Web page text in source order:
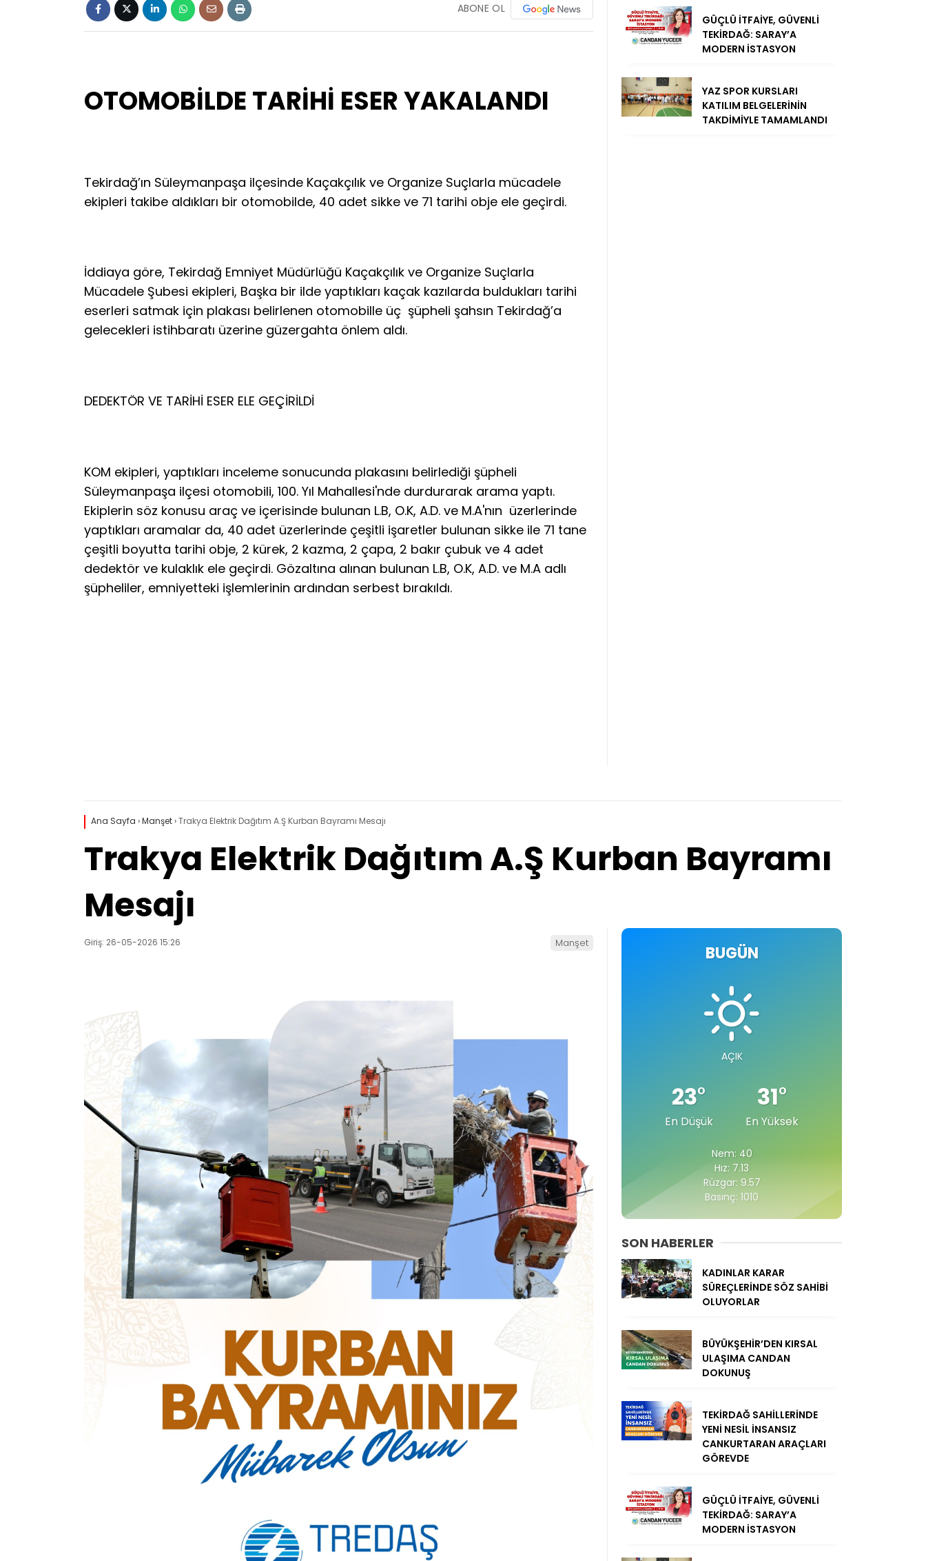
ABONE OL
OTOMOBİLDE TARİHİ ESER YAKALANDI
Tekirdağ’ın Süleymanpaşa ilçesinde Kaçakçılık ve Organize Suçlarla mücadele
ekipleri takibe aldıkları bir otomobilde, 40 adet sikke ve 71 tarihi obje ele geçirdi.
İddiaya göre, Tekirdağ Emniyet Müdürlüğü Kaçakçılık ve Organize Suçlarla
Mücadele Şubesi ekipleri, Başka bir ilde yaptıkları kaçak kazılarda buldukları tarihi
eserleri satmak için plakası belirlenen otomobille üç şüpheli şahsın Tekirdağ’a
gelecekleri istihbaratı üzerine güzergahta önlem aldı.
DEDEKTÖR VE TARİHİ ESER ELE GEÇİRİLDİ
KOM ekipleri, yaptıkları inceleme sonucunda plakasını belirlediği şüpheli
Süleymanpaşa ilçesi otomobili, 100. Yıl Mahallesi'nde durdurarak arama yaptı.
Ekiplerin söz konusu araç ve içerisinde bulunan L.B, O.K, A.D. ve M.A'nın üzerlerinde
yaptıkları aramalar da, 40 adet üzerlerinde çeşitli işaretler bulunan sikke ile 71 tane
çeşitli boyutta tarihi obje, 2 kürek, 2 kazma, 2 çapa, 2 bakır çubuk ve 4 adet
dedektör ve kulaklık ele geçirdi. Gözaltına alınan bulunan L.B, O.K, A.D. ve M.A adlı
şüpheliler, emniyetteki işlemlerinin ardından serbest bırakıldı.
GÜÇLÜ İTFAİYE, GÜVENLİ
TEKİRDAĞ: SARAY’A
MODERN İSTASYON
YAZ SPOR KURSLARI
KATILIM BELGELERİNİN
TAKDİMİYLE TAMAMLANDI
Ana Sayfa ›Manşet›Trakya Elektrik Dağıtım A.Ş Kurban Bayramı Mesajı
Trakya Elektrik Dağıtım A.Ş Kurban Bayramı
Mesajı
Giriş: 26-05-2026 15:26 Manşet BUGÜN
AÇIK
23°
En Düşük
31°
En Yüksek
Nem: 40
Hız: 7.13
Rüzgar: 9.57
Basınç: 1010
SON HABERLER
KADINLAR KARAR
SÜREÇLERİNDE SÖZ SAHİBİ
OLUYORLAR
BÜYÜKŞEHİR’DEN KIRSAL
ULAŞIMA CANDAN
DOKUNUŞ
TEKİRDAĞ SAHİLLERİNDE
YENİ NESİL İNSANSIZ
CANKURTARAN ARAÇLARI
GÖREVDE
GÜÇLÜ İTFAİYE, GÜVENLİ
TEKİRDAĞ: SARAY’A
MODERN İSTASYON